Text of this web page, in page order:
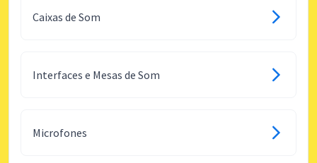
Caixas de Som
Interfaces e Mesas de Som
Microfones